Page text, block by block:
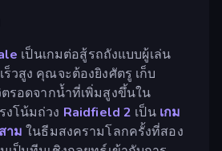
เป็นเกมต่อสู้รถถังแบบผู้เล่น
วสูง คุณจะต้องยิงศัตรู เก็บ
รอดจากน้ำที่เพิ่มสูงขึ้นใน
โน้มถ่วง Raidfield 2 เป็น เกม
าม ในธีมสงครามโลกครั้งที่สอง